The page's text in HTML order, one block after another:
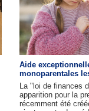
Aide
monoparentales
La "loi de finances
apparition pour la
récemment été